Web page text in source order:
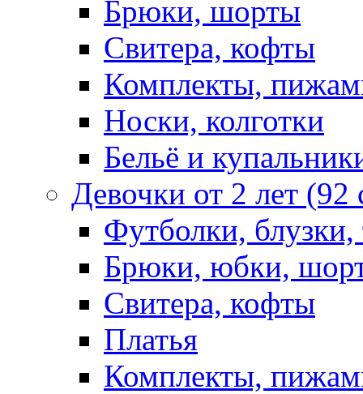
Брюки, шорты
Свитера, кофты
Комплекты,
Носки, колготки
Бельё и
Девочки от 2 лет
Футболки,
Брюки, юбки,
Свитера, кофты
Платья
Комплекты,